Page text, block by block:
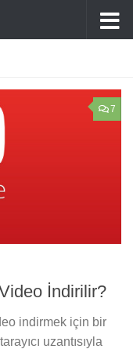
7
İndirilir?
indirmek için bir
uzantısıyla